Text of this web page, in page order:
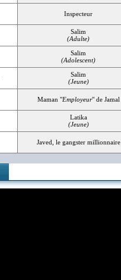
Inspecteur
Salim
(Adulte)
Salim
(Adolescent)
Salim
(Jeune)
Maman "Employeur" de Jamal
Latika
(Jeune)
Javed, le gangster millionnaire